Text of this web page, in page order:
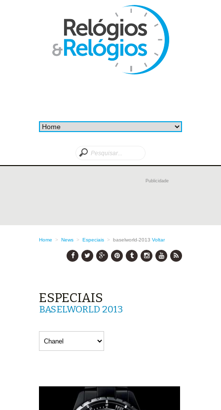
Publicidade
Home > News > Especiais > baselworld-2013 Voltar
ESPECIAIS
BASELWORLD 2013